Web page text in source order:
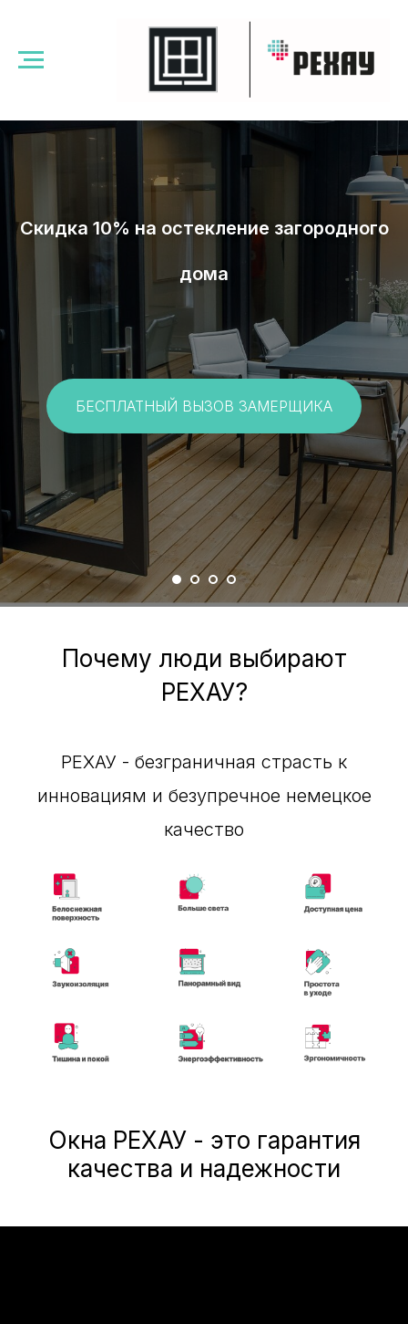
Скидка 10% на остекление загородного
дома
БЕСПЛАТНЫЙ ВЫЗОВ ЗАМЕРЩИКА
Почему люди выбирают
РЕХАУ?
РЕХАУ - безграничная страсть к
инновациям и безупречное немецкое
качество
Окна РЕХАУ - это гарантия
качества и надежности